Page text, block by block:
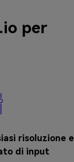
per
risoluzione e
di input